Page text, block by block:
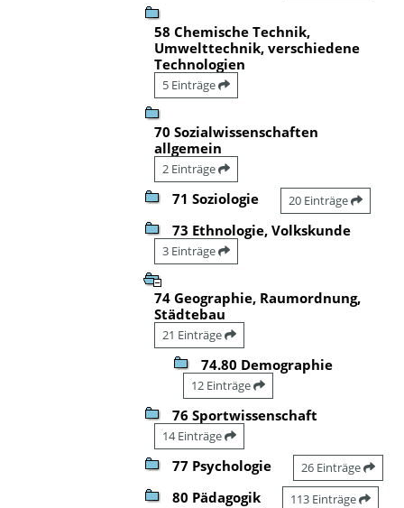
58 Chemische Technik,
Umwelttechnik, verschiedene
Technologien
5 Einträge
70 Sozialwissenschaften
allgemein
2 Einträge
71 Soziologie 20 Einträge
73 Ethnologie, Volkskunde
3 Einträge
74 Geographie, Raumordnung,
Städtebau
21 Einträge
74.80 Demographie
12 Einträge
76 Sportwissenschaft
14 Einträge
77 Psychologie 26 Einträge
80 Pädagogik 113 Einträge